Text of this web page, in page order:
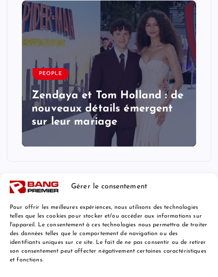
Gérer le consentement
Pour offrir les meilleures expériences, nous utilisons des technologies
telles que les cookies pour stocker et/ou accéder aux informations sur
l'appareil. Le consentement à ces technologies nous permettra de traiter
des données telles que le comportement de navigation ou des
identifiants uniques sur ce site. Le fait de ne pas consentir ou de retirer
son consentement peut affecter négativement certaines caractéristiques
et fonctions.
PEOPLE
Zendaya et Tom Holland : de
nouveaux détails émergent
sur leur mariage
Mentions Légales